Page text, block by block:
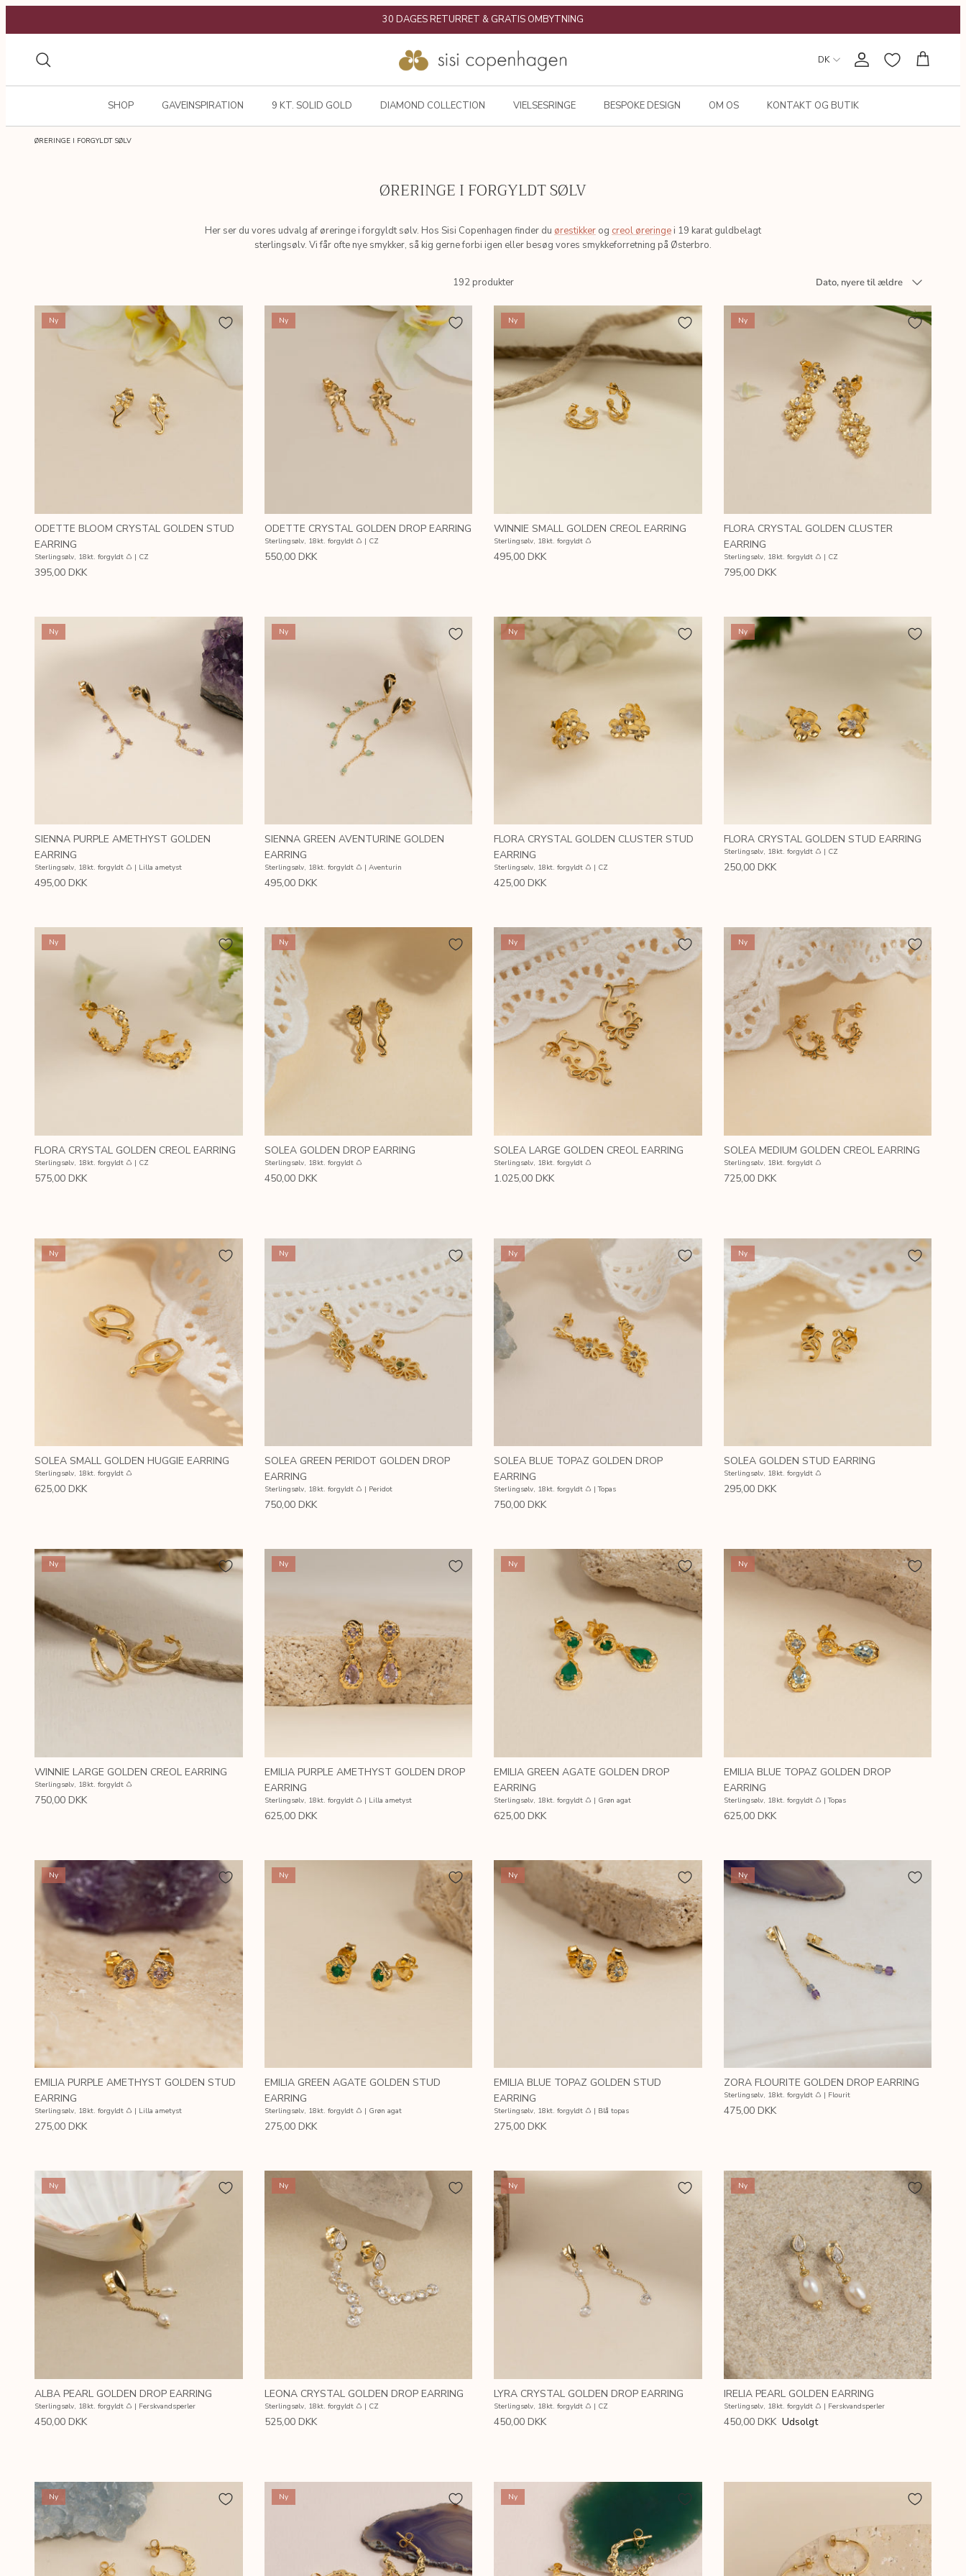
30 DAGES RETURRET & GRATIS OMBYTNING
DK Konto Kurv
SHOP GAVEINSPIRATION 9 KT. SOLID GOLD DIAMOND COLLECTION VIELSESRINGE BESPOKE DESIGN OM OS KONTAKT OG BUTIK
ØRERINGE I FORGYLDT SØLV
ØRERINGE I FORGYLDT SØLV
Her ser du vores udvalg af øreringe i forgyldt sølv. Hos Sisi Copenhagen finder du ørestikker og creol øreringe i 19 karat guldbelagt
sterlingsølv. Vi får ofte nye smykker, så kig gerne forbi igen eller besøg vores smykkeforretning på Østerbro.
192 produkter
efter
Dato, nyere til ældre
Ny
ODETTE BLOOM CRYSTAL GOLDEN STUD
EARRING
Sterlingsølv, 18kt. forgyldt ♺ | CZ
395,00 DKK
Ny
ODETTE CRYSTAL GOLDEN DROP EARRING
Sterlingsølv, 18kt. forgyldt ♺ | CZ
550,00 DKK
Ny
WINNIE SMALL GOLDEN CREOL EARRING
Sterlingsølv, 18kt. forgyldt ♺
495,00 DKK
Ny
FLORA CRYSTAL GOLDEN CLUSTER
EARRING
Sterlingsølv, 18kt. forgyldt ♺ | CZ
795,00 DKK
Ny
SIENNA PURPLE AMETHYST GOLDEN
EARRING
Sterlingsølv, 18kt. forgyldt ♺ | Lilla ametyst
495,00 DKK
Ny
SIENNA GREEN AVENTURINE GOLDEN
EARRING
Sterlingsølv, 18kt. forgyldt ♺ | Aventurin
495,00 DKK
Ny
FLORA CRYSTAL GOLDEN CLUSTER STUD
EARRING
Sterlingsølv, 18kt. forgyldt ♺ | CZ
425,00 DKK
Ny
FLORA CRYSTAL GOLDEN STUD EARRING
Sterlingsølv, 18kt. forgyldt ♺ | CZ
250,00 DKK
Ny
FLORA CRYSTAL GOLDEN CREOL EARRING
Sterlingsølv, 18kt. forgyldt ♺ | CZ
575,00 DKK
Ny
SOLEA GOLDEN DROP EARRING
Sterlingsølv, 18kt. forgyldt ♺
450,00 DKK
Ny
SOLEA LARGE GOLDEN CREOL EARRING
Sterlingsølv, 18kt. forgyldt ♺
1.025,00 DKK
Ny
SOLEA MEDIUM GOLDEN CREOL EARRING
Sterlingsølv, 18kt. forgyldt ♺
725,00 DKK
Ny
SOLEA SMALL GOLDEN HUGGIE EARRING
Sterlingsølv, 18kt. forgyldt ♺
625,00 DKK
Ny
SOLEA GREEN PERIDOT GOLDEN DROP
EARRING
Sterlingsølv, 18kt. forgyldt ♺ | Peridot
750,00 DKK
Ny
SOLEA BLUE TOPAZ GOLDEN DROP
EARRING
Sterlingsølv, 18kt. forgyldt ♺ | Topas
750,00 DKK
Ny
SOLEA GOLDEN STUD EARRING
Sterlingsølv, 18kt. forgyldt ♺
295,00 DKK
Ny
WINNIE LARGE GOLDEN CREOL EARRING
Sterlingsølv, 18kt. forgyldt ♺
750,00 DKK
Ny
EMILIA PURPLE AMETHYST GOLDEN DROP
EARRING
Sterlingsølv, 18kt. forgyldt ♺ | Lilla ametyst
625,00 DKK
Ny
EMILIA GREEN AGATE GOLDEN DROP
EARRING
Sterlingsølv, 18kt. forgyldt ♺ | Grøn agat
625,00 DKK
Ny
EMILIA BLUE TOPAZ GOLDEN DROP
EARRING
Sterlingsølv, 18kt. forgyldt ♺ | Topas
625,00 DKK
Ny
EMILIA PURPLE AMETHYST GOLDEN STUD
EARRING
Sterlingsølv, 18kt. forgyldt ♺ | Lilla ametyst
275,00 DKK
Ny
EMILIA GREEN AGATE GOLDEN STUD
EARRING
Sterlingsølv, 18kt. forgyldt ♺ | Grøn agat
275,00 DKK
Ny
EMILIA BLUE TOPAZ GOLDEN STUD
EARRING
Sterlingsølv, 18kt. forgyldt ♺ | Blå topas
275,00 DKK
Ny
ZORA FLOURITE GOLDEN DROP EARRING
Sterlingsølv, 18kt. forgyldt ♺ | Flourit
475,00 DKK
Ny
ALBA PEARL GOLDEN DROP EARRING
Sterlingsølv, 18kt. forgyldt ♺ | Ferskvandsperler
450,00 DKK
Ny
LEONA CRYSTAL GOLDEN DROP EARRING
Sterlingsølv, 18kt. forgyldt ♺ | CZ
525,00 DKK
Ny
LYRA CRYSTAL GOLDEN DROP EARRING
Sterlingsølv, 18kt. forgyldt ♺ | CZ
450,00 DKK
Ny
IRELIA PEARL GOLDEN EARRING
Sterlingsølv, 18kt. forgyldt ♺ | Ferskvandsperler
450,00 DKK Udsolgt
Ny Ny Ny